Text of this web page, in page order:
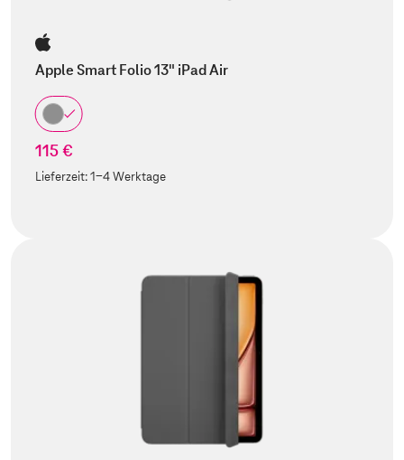
Apple Smart Folio 13" iPad Air
115 €
Lieferzeit:1-4 Werktage